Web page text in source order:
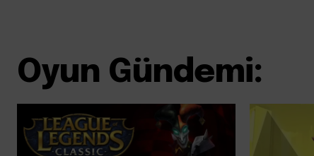
Oyun Gündemi: